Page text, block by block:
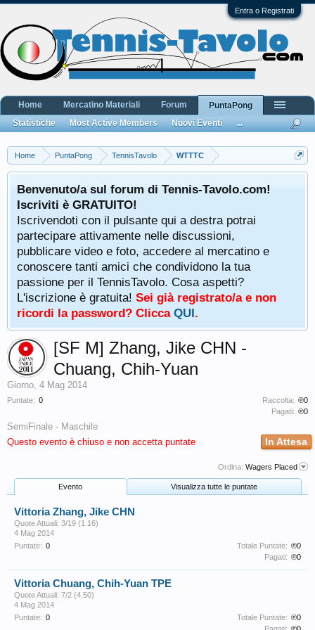
Entra o Registrati
Home PuntaPong TennisTavolo WTTTC
Benvenuto/a sul forum di Tennis-Tavolo.com!
Iscriviti è GRATUITO!
Iscrivendoti con il pulsante qui a destra potrai
partecipare attivamente nelle discussioni,
pubblicare video e foto, accedere al mercatino e
conoscere tanti amici che condividono la tua
passione per il TennisTavolo. Cosa aspetti?
L'iscrizione è gratuita! Sei già registrato/a e non
ricordi la password? Clicca QUI.
Puntate: 0 Raccolta: ℗0
Pagati: ℗0
[SF M] Zhang, Jike CHN -
Chuang, Chih-Yuan
Giorno, 4 Mag 2014
In Attesa
SemiFinale - Maschile
Questo evento è chiuso e non accetta puntate
Ordina: Wagers Placed
Evento Visualizza tutte le puntate
Vittoria Zhang, Jike CHN
Quote Attuali: 3/19 (1.16)
4 Mag 2014
Puntate: 0 Totale Puntate: ℗0
Pagati: ℗0
Vittoria Chuang, Chih-Yuan TPE
Quote Attuali: 7/2 (4.50)
4 Mag 2014
Puntate: 0 Totale Puntate: ℗0
Home Mercatino Materiali Forum
PuntaPong
Statistiche
Most Active Members Nuovi Eventi ...